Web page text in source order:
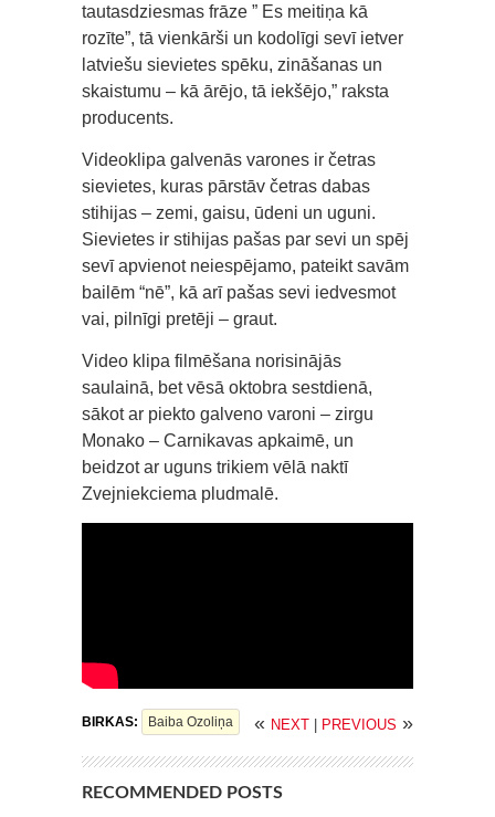
tautasdziesmas frāze ” Es meitiņa kā
rozīte”, tā vienkārši un kodolīgi sevī ietver
latviešu sievietes spēku, zināšanas un
skaistumu – kā ārējo, tā iekšējo,” raksta
producents.
Videoklipa galvenās varones ir četras
sievietes, kuras pārstāv četras dabas
stihijas – zemi, gaisu, ūdeni un uguni.
Sievietes ir stihijas pašas par sevi un spēj
sevī apvienot neiespējamo, pateikt savām
bailēm “nē”, kā arī pašas sevi iedvesmot
vai, pilnīgi pretēji – graut.
Video klipa filmēšana norisinājās
saulainā, bet vēsā oktobra sestdienā,
sākot ar piekto galveno varoni – zirgu
Monako – Carnikavas apkaimē, un
beidzot ar uguns trikiem vēlā naktī
Zvejniekciema pludmalē.
BIRKAS: Baiba Ozoliņa « NEXT PREVIOUS »
RECOMMENDED POSTS